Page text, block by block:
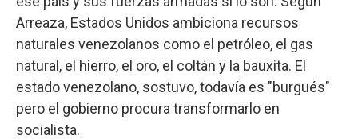
Arreaza, Estados Unidos ambiciona recursos
naturales venezolanos como el petróleo, el gas
natural, el hierro, el oro, el coltán y la bauxita. El
estado venezolano, sostuvo, todavía es "burgués"
pero el gobierno procura transformarlo en
socialista.